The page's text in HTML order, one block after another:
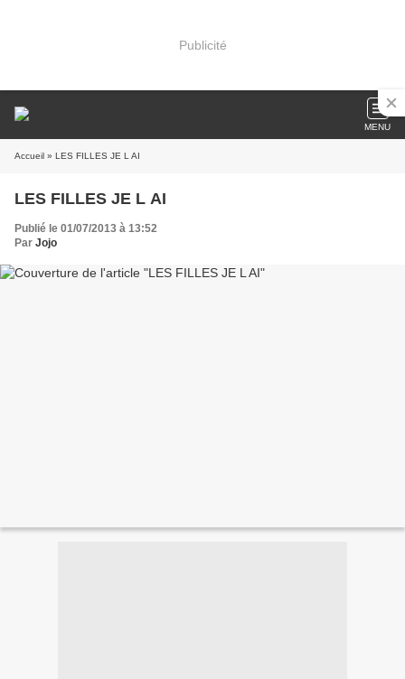
Publicité
MENU
Accueil » LES FILLES JE L AI
LES FILLES JE L AI
Publié le 01/07/2013 à 13:52
Par Jojo